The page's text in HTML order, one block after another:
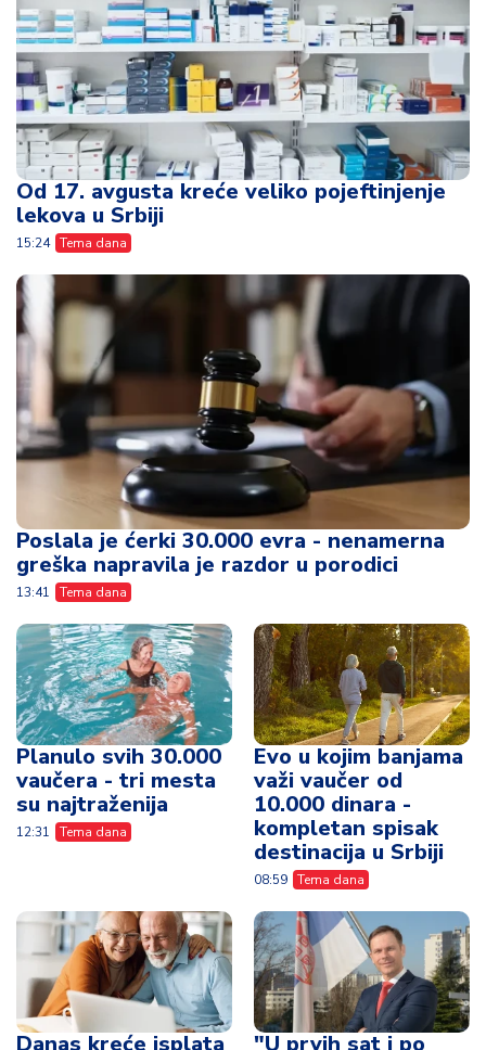
Od 17. avgusta kreće veliko pojeftinjenje
lekova u Srbiji
15:24 Tema dana
Poslala je ćerki 30.000 evra - nenamerna
greška napravila je razdor u porodici
13:41 Tema dana
Planulo svih 30.000
vaučera - tri mesta
su najtraženija
12:31 Tema dana
Evo u kojim banjama
važi vaučer od
10.000 dinara -
kompletan spisak
destinacija u Srbiji
08:59 Tema dana
Danas kreće isplata "U prvih sat i po